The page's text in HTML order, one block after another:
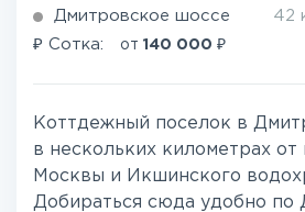
Дмитровское шоссе 42
₽ Сотка: от 140 000 ₽
Коттдежный поселок в
в нескольких километрах от
Москвы и Икшинского
Добираться сюда удобно по